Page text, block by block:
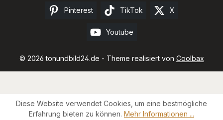
Pinterest TikTok X
Youtube
© 2026 tonundbild24.de - Theme realisiert von Coolbax
Diese Website verwendet Cookies, um eine bestmögliche
Erfahrung bieten zu können. Mehr Informationen ...